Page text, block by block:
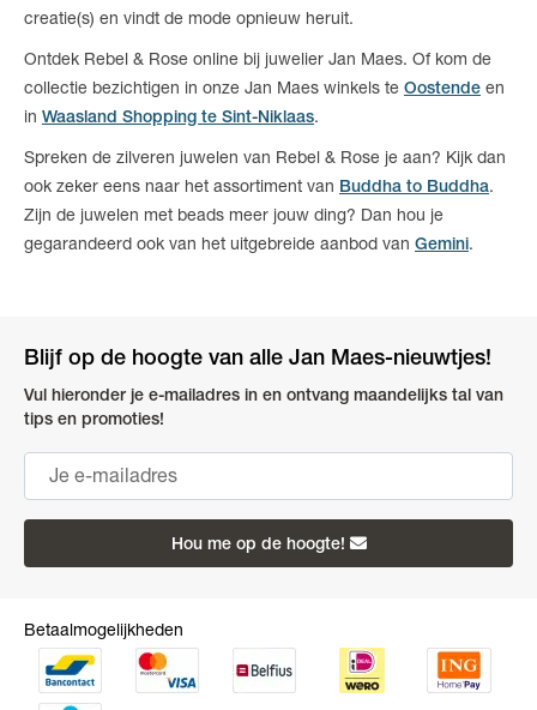
creatie(s) en vindt de mode opnieuw heruit.
Ontdek Rebel & Rose online bij juwelier Jan Maes. Of kom de
collectie bezichtigen in onze Jan Maes winkels te Oostende en
in Waasland Shopping te Sint-Niklaas.
Spreken de zilveren juwelen van Rebel & Rose je aan? Kijk dan
ook zeker eens naar het assortiment van Buddha to Buddha.
Zijn de juwelen met beads meer jouw ding? Dan hou je
gegarandeerd ook van het uitgebreide aanbod van Gemini.
Blijf op de hoogte van alle Jan Maes-nieuwtjes!
Vul hieronder je e-mailadres in en ontvang maandelijks tal van
tips en promoties!
Hou me op de hoogte!
Betaalmogelijkheden